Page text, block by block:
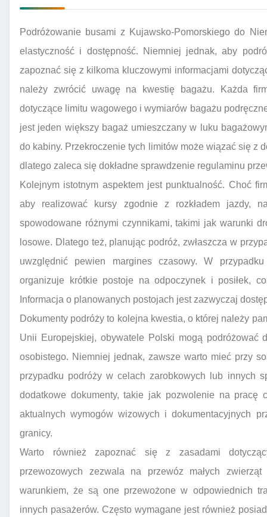
Podróżowanie busami z Kujawsko-Pomorskiego do
elastyczność i dostępność. Niemniej jednak, aby
zapoznać się z kilkoma kluczowymi informacjami
należy zwrócić uwagę na kwestię bagażu. Każda
dotyczące limitu wagowego i wymiarów bagażu
jest jeden większy bagaż umieszczany w luku
do kabiny. Przekroczenie tych limitów może wiązać się z
dlatego zaleca się dokładne sprawdzenie regulaminu
Kolejnym istotnym aspektem jest punktualność. Choć
aby realizować kursy zgodnie z rozkładem jazdy,
spowodowane różnymi czynnikami, takimi jak warunki
losowe. Dlatego też, planując podróż, zwłaszcza w
uwzględnić pewien margines czasowy. W
organizuje krótkie postoje na odpoczynek i posiłek,
Informacja o planowanych postojach jest zazwyczaj
Dokumenty podróży to kolejna kwestia, o której należy
Unii Europejskiej, obywatele Polski mogą podróżować
osobistego. Niemniej jednak, zawsze warto mieć przy
przypadku podróży w celach zarobkowych lub innych
dodatkowe dokumenty, takie jak pozwolenie na pracę
aktualnych wymogów wizowych i dokumentacyjnych
granicy.
Warto również zapoznać się z zasadami
przewozowych zezwala na przewóz małych
warunkiem, że są one przewożone w odpowiednich
innych pasażerów. Często wymagane jest również